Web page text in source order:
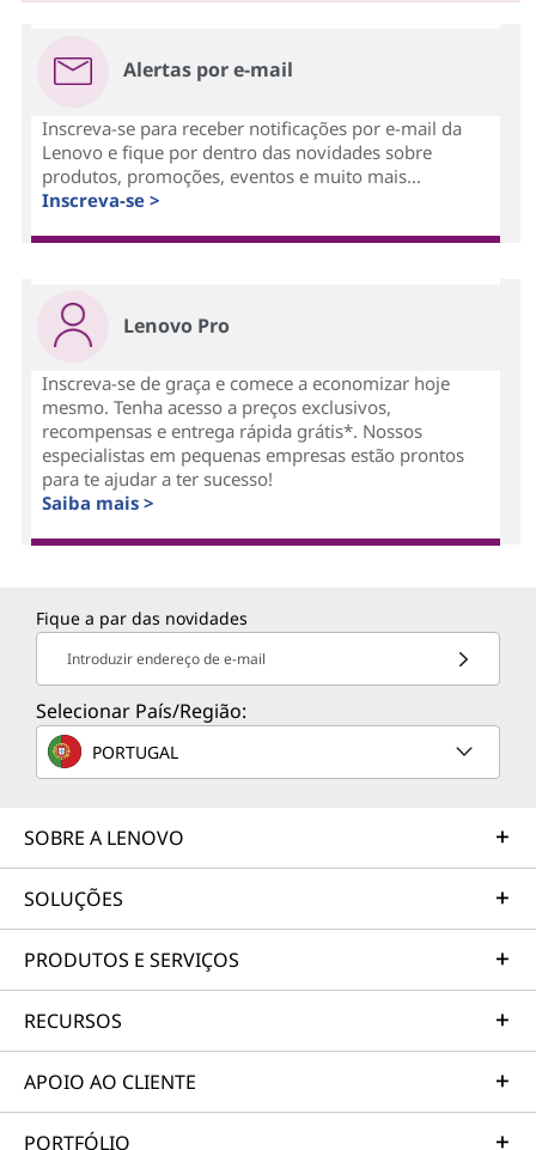
Alertas por e-mail
Inscreva-se para receber notificações por e-mail da
Lenovo e fique por dentro das novidades sobre
produtos, promoções, eventos e muito mais...
Inscreva-se >
Lenovo Pro
Inscreva-se de graça e comece a economizar hoje
mesmo. Tenha acesso a preços exclusivos,
recompensas e entrega rápida grátis*. Nossos
especialistas em pequenas empresas estão prontos
para te ajudar a ter sucesso!
Saiba mais >
Fique a par das novidades
Introduzir endereço de e-mail
Selecionar País/Região:
PORTUGAL
SOBRE A LENOVO
SOLUÇÕES
PRODUTOS E SERVIÇOS
RECURSOS
APOIO AO CLIENTE
PORTFÓLIO